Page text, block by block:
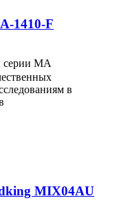
1410-F
серии MA
в
MIX04AU